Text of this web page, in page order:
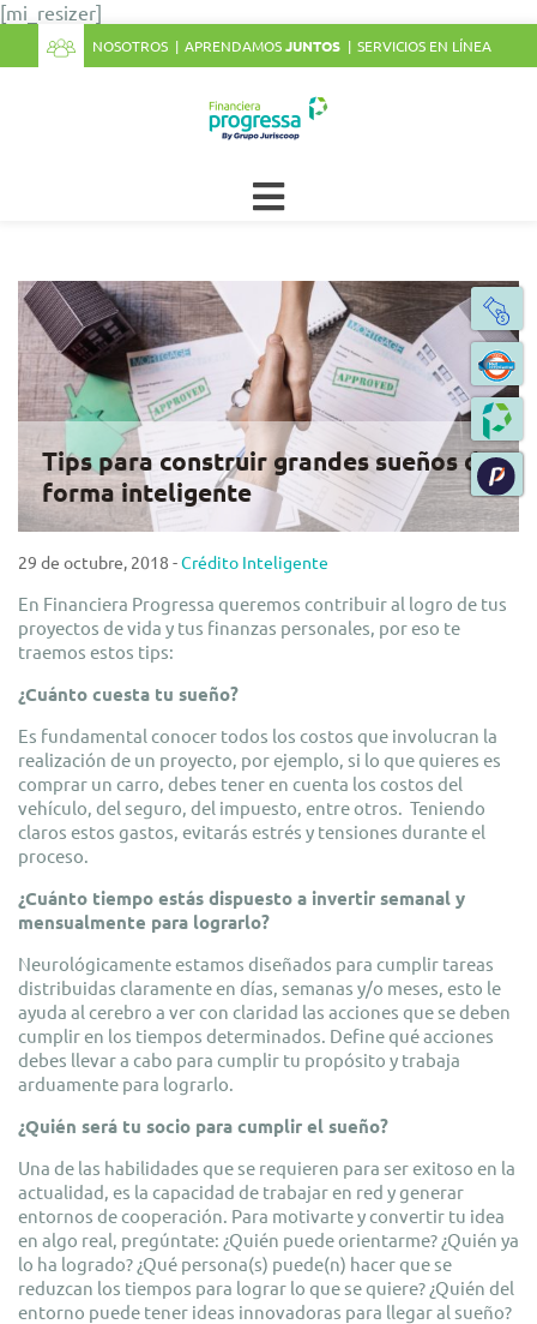
[mi_resizer]
NOSOTROS APRENDAMOSJUNTOS SERVICIOS EN LÍNEA
Tips para construir grandes sueños de
forma inteligente
29 de octubre, 2018 -Crédito Inteligente
En Financiera Progressa queremos contribuir al logro de tus
proyectos de vida y tus finanzas personales, por eso te
traemos estos tips:
¿Cuánto cuesta tu sueño?
Es fundamental conocer todos los costos que involucran la
realización de un proyecto, por ejemplo, si lo que quieres es
comprar un carro, debes tener en cuenta los costos del
vehículo, del seguro, del impuesto, entre otros. Teniendo
claros estos gastos, evitarás estrés y tensiones durante el
proceso.
¿Cuánto tiempo estás dispuesto a invertir semanal y
mensualmente para lograrlo?
Neurológicamente estamos diseñados para cumplir tareas
distribuidas claramente en días, semanas y/o meses, esto le
ayuda al cerebro a ver con claridad las acciones que se deben
cumplir en los tiempos determinados. Define qué acciones
debes llevar a cabo para cumplir tu propósito y trabaja
arduamente para lograrlo.
¿Quién será tu socio para cumplir el sueño?
Una de las habilidades que se requieren para ser exitoso en la
actualidad, es la capacidad de trabajar en red y generar
entornos de cooperación. Para motivarte y convertir tu idea
en algo real, pregúntate: ¿Quién puede orientarme? ¿Quién ya
lo ha logrado? ¿Qué persona(s) puede(n) hacer que se
reduzcan los tiempos para lograr lo que se quiere? ¿Quién del
entorno puede tener ideas innovadoras para llegar al sueño?